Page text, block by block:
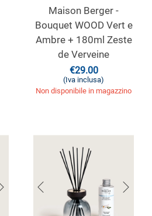
Maison Berger -
Bouquet WOOD Vert e
Ambre + 180ml Zeste
de Verveine
€29.00
(Iva inclusa)
Non disponibile in magazzino